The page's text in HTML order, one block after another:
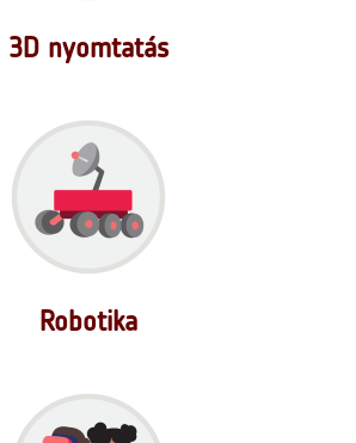
3D nyomtatás
Robotika